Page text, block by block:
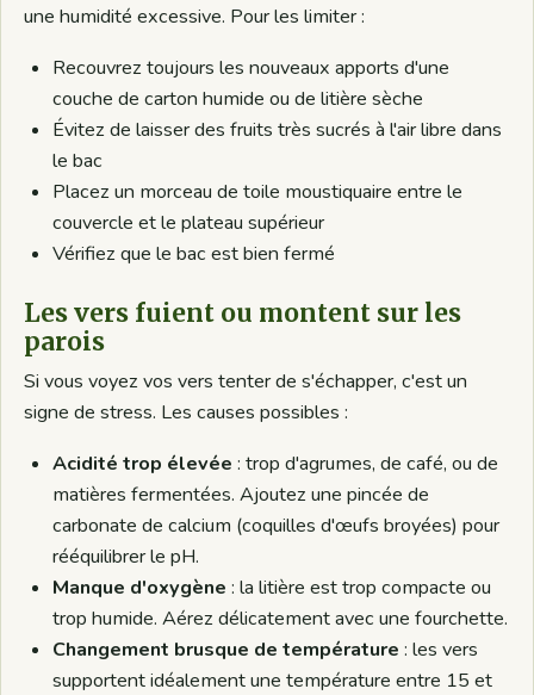
une humidité excessive. Pour les limiter :
Recouvrez toujours les nouveaux apports d'une
couche de carton humide ou de litière sèche
Évitez de laisser des fruits très sucrés à l'air libre dans
le bac
Placez un morceau de toile moustiquaire entre le
couvercle et le plateau supérieur
Vérifiez que le bac est bien fermé
Les vers fuient ou montent sur les
parois
Si vous voyez vos vers tenter de s'échapper, c'est un
signe de stress. Les causes possibles :
Acidité trop élevée : trop d'agrumes, de café, ou de
matières fermentées. Ajoutez une pincée de
carbonate de calcium (coquilles d'œufs broyées) pour
rééquilibrer le pH.
Manque d'oxygène : la litière est trop compacte ou
trop humide. Aérez délicatement avec une fourchette.
Changement brusque de température : les vers
supportent idéalement une température entre 15 et